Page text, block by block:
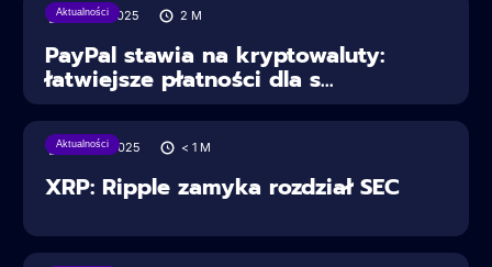
Aktualności
30/07/2025 2 M
PayPal stawia na kryptowaluty:
łatwiejsze płatności dla s...
Aktualności
28/06/2025 < 1 M
XRP: Ripple zamyka rozdział SEC